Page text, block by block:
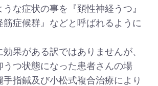
な症状の事を『頚性神経うつ』
筋症候群』などと呼ばれるように
果がある訳ではありませんが、
うつ状態になった患者さんの場
指鍼及び小松式複合治療により